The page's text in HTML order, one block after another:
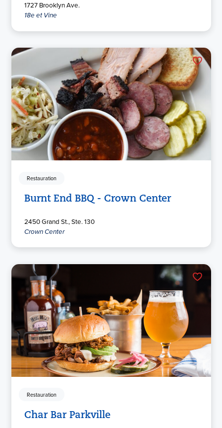
1727 Brooklyn Ave.
18e et Vine
Restauration
Burnt End BBQ - Crown Center
2450 Grand St., Ste. 130
Crown Center
Restauration
Char Bar Parkville